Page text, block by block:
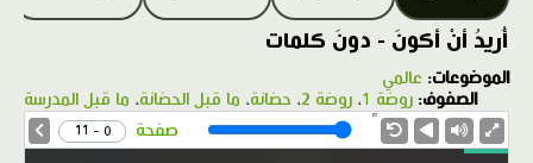
أُريدُ أنْ أكونَ - دونَ كلمات
الموضوعات: عالمي
الصفوف: روضة 1 ، روضة 2 ، حضانة، ما قبل الحضانة، ما قبل المدرسة
صفحة 0 - 11